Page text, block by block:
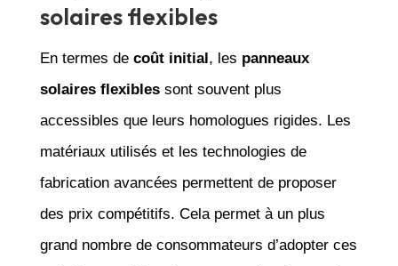
solaires flexibles
En termes de coût initial, les panneaux
solaires flexiblessont souvent plus
accessibles que leurs homologues rigides. Les
matériaux utilisés et les technologies de
fabrication avancées permettent de proposer
des prix compétitifs. Cela permet à un plus
grand nombre de consommateurs d’adopter ces